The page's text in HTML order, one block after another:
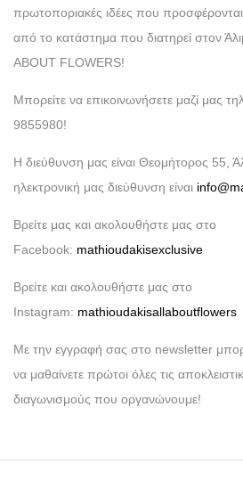
πρωτοποριακές ιδέες που
από το κατάστημα που διατηρεί στον
ABOUT FLOWERS!
Μπορείτε να επικοινωνήσετε μαζί μας
9855980!
Η διεύθυνση μας είναι Θεομήτορος 55,
ηλεκτρονική μας διεύθυνση είναι
Βρείτε μας και ακολουθήστε μας στο
Facebook: mathioudakisexclusive
Βρείτε και ακολουθήστε μας στο
Instagram: mathioudakisallaboutflowers
Με την εγγραφή σας στο newsletter
να μαθαίνετε πρώτοι όλες τις
διαγωνισμούς που οργανώνουμε!